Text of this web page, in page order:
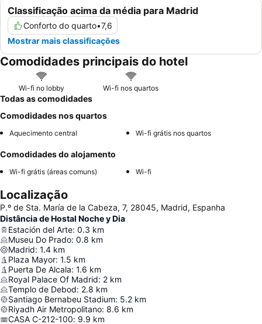
Classificação acima da média para Madrid
Conforto do quarto•7,6
Mostrar mais classificações
Comodidades principais do hotel
Wi-fi no lobby Wi-fi nos quartos
Todas as comodidades
Comodidades nos quartos
Aquecimento central Wi-fi grátis nos quartos
Comodidades do alojamento
Wi-fi grátis (áreas comuns) Wi-fi
Localização
P.º de Sta. María de la Cabeza, 7, 28045, Madrid, Espanha
Distância de Hostal Noche y Dia
Estación del Arte: 0.3 km
Museu Do Prado: 0.8 km
Madrid: 1.4 km
Plaza Mayor: 1.5 km
Puerta De Alcala: 1.6 km
Royal Palace Of Madrid: 2 km
Templo de Debod: 2.8 km
Santiago Bernabeu Stadium: 5.2 km
Riyadh Air Metropolitano: 8.6 km
CASA C-212-100: 9.9 km